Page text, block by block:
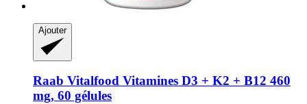
Ajouter
Raab Vitalfood Vitamines D3 + K2 + B12 460
mg, 60 gélules